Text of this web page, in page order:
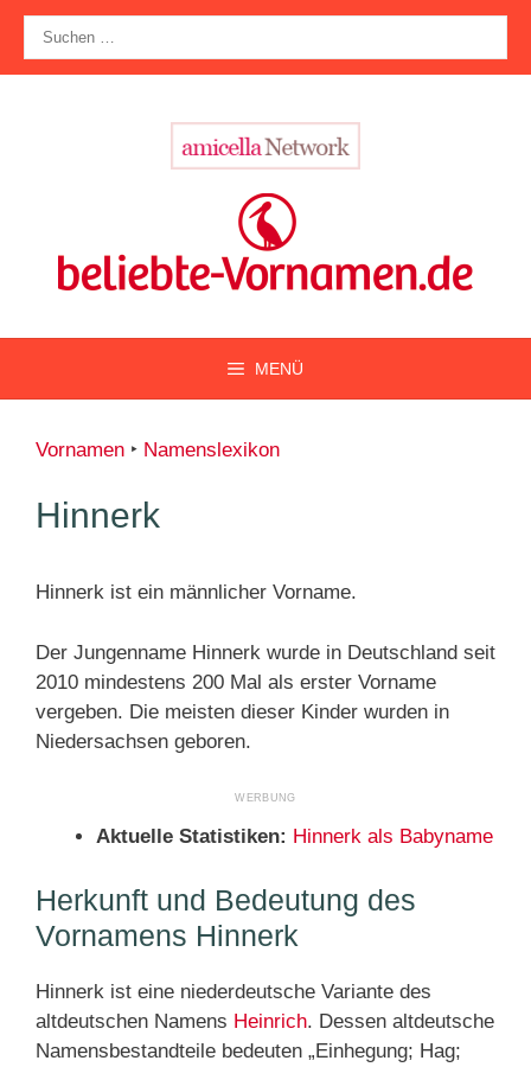
Zum
Inhalt
springen
nach:
MENÜ
Vornamen ‣ Namenslexikon
Hinnerk
Hinnerk ist ein männlicher Vorname.
Der Jungenname Hinnerk wurde in Deutschland seit
2010 mindestens 200 Mal als erster Vorname
vergeben. Die meisten dieser Kinder wurden in
Niedersachsen geboren.
Aktuelle Statistiken: Hinnerk als Babyname
Herkunft und Bedeutung des
Vornamens Hinnerk
Hinnerk ist eine niederdeutsche Variante des
altdeutschen Namens Heinrich. Dessen altdeutsche
Namensbestandteile bedeuten „Einhegung; Hag;